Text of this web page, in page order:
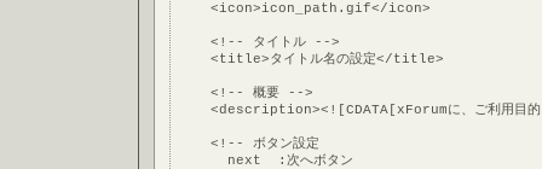
    <icon>icon_path.gif</icon>
    <!-- タイトル -->
    <title>タイトル名の設定</title>
    <!-- 概要 -->
<description><![CDATA[xForumに、ご利用目的
    <!-- ボタン設定
      next  :次へボタン